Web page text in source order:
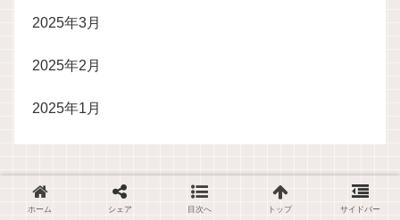
2025年3月
2025年2月
2025年1月
ホーム シェア 目次へ トップ サイドバー